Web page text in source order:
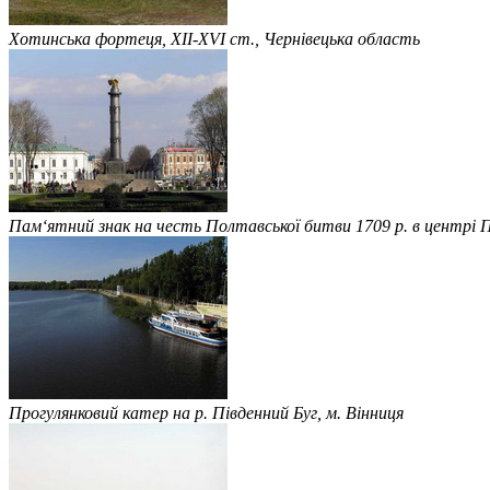
Хотинська фортеця, XII-XVI ст., Чернівецька область
Пам‘ятний знак на честь Полтавської битви 1709 р. в центрі
Прогулянковий катер на р. Південний Буг, м. Вінниця